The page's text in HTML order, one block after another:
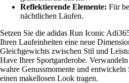
Reflektierende Elemente: Für
nächtlichen Läufen.
Setzen Sie die adidas Run Iconic
Ihren Laufeinheiten eine neue
Gleichgewichts zwischen Stil und
Have Ihrer Sportgarderobe.
wahre Genussmomente und
einen makellosen Look tragen.